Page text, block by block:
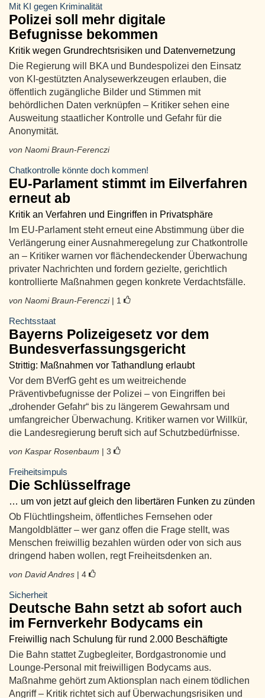
Mit KI gegen Kriminalität
Polizei soll mehr digitale
Befugnisse bekommen
Kritik wegen Grundrechtsrisiken und Datenvernetzung
Die Regierung will BKA und Bundespolizei den Einsatz
von KI-gestützten Analysewerkzeugen erlauben, die
öffentlich zugängliche Bilder und Stimmen mit
behördlichen Daten verknüpfen – Kritiker sehen eine
Ausweitung staatlicher Kontrolle und Gefahr für die
Anonymität.
von Naomi Braun-Ferenczi
Chatkontrolle könnte doch kommen!
EU-Parlament stimmt im Eilverfahren
erneut ab
Kritik an Verfahren und Eingriffen in Privatsphäre
Im EU-Parlament steht erneut eine Abstimmung über die
Verlängerung einer Ausnahmeregelung zur Chatkontrolle
an – Kritiker warnen vor flächendeckender Überwachung
privater Nachrichten und fordern gezielte, gerichtlich
kontrollierte Maßnahmen gegen konkrete Verdachtsfälle.
von Naomi Braun-Ferenczi | 1
Rechtsstaat
Bayerns Polizeigesetz vor dem
Bundesverfassungsgericht
Strittig: Maßnahmen vor Tathandlung erlaubt
Vor dem BVerfG geht es um weitreichende
Präventivbefugnisse der Polizei – von Eingriffen bei
„drohender Gefahr“ bis zu längerem Gewahrsam und
umfangreicher Überwachung. Kritiker warnen vor Willkür,
die Landesregierung beruft sich auf Schutzbedürfnisse.
von Kaspar Rosenbaum | 3
Freiheitsimpuls
Die Schlüsselfrage
… um von jetzt auf gleich den libertären Funken zu zünden
Ob Flüchtlingsheim, öffentliches Fernsehen oder
Mangoldblätter – wer ganz offen die Frage stellt, was
Menschen freiwillig bezahlen würden oder von sich aus
dringend haben wollen, regt Freiheitsdenken an.
von David Andres | 4
Sicherheit
Deutsche Bahn setzt ab sofort auch
im Fernverkehr Bodycams ein
Freiwillig nach Schulung für rund 2.000 Beschäftigte
Die Bahn stattet Zugbegleiter, Bordgastronomie und
Lounge-Personal mit freiwilligen Bodycams aus.
Maßnahme gehört zum Aktionsplan nach einem tödlichen
Angriff – Kritik richtet sich auf Überwachungsrisiken und